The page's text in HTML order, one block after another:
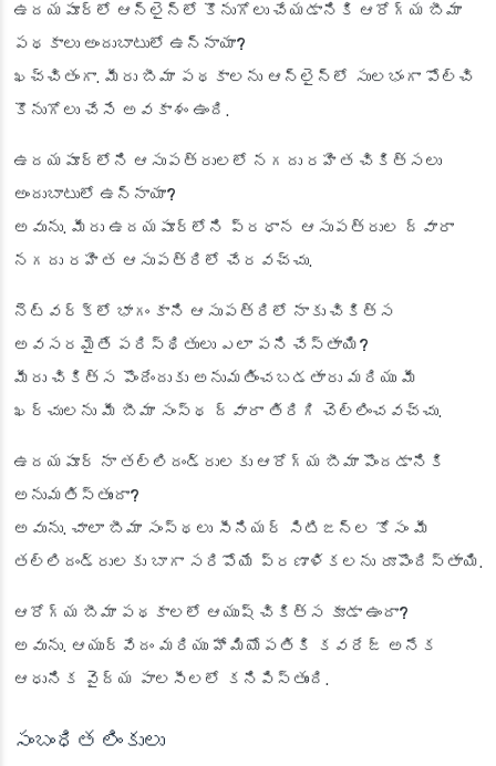
ఉదయపూర్‌లో ఆన్‌లైన్‌లో కొనుగోలు చేయడానికి ఆరోగ్య బీమా
పథకాలు అందుబాటులో ఉన్నాయా?
ఖచ్చితంగా. మీరు బీమా పథకాలను ఆన్‌లైన్‌లో సులభంగా పోల్చి
కొనుగోలు చేసే అవకాశం ఉంది.
ఉదయపూర్‌లోని ఆసుపత్రులలో నగదు రహిత చికిత్సలు
అందుబాటులో ఉన్నాయా?
అవును. మీరు ఉదయపూర్‌లోని ప్రధాన ఆసుపత్రుల ద్వారా
నగదు రహిత ఆసుపత్రిలో చేరవచ్చు.
నెట్‌వర్క్‌లో భాగం కాని ఆసుపత్రిలో నాకు చికిత్స
అవసరమైతే పరిస్థితులు ఎలా పని చేస్తాయి?
మీరు చికిత్స పొందేందుకు అనుమతించబడతారు మరియు మీ
ఖర్చులను మీ బీమా సంస్థ ద్వారా తిరిగి చెల్లించవచ్చు.
ఉదయపూర్ నా తల్లిదండ్రులకు ఆరోగ్య బీమా పొందడానికి
అనుమతిస్తుందా?
అవును. చాలా బీమా సంస్థలు సీనియర్ సిటిజన్ల కోసం మీ
తల్లిదండ్రులకు బాగా సరిపోయే ప్రణాళికలను రూపొందిస్తాయి.
ఆరోగ్య బీమా పథకాలలో ఆయుష్ చికిత్స కూడా ఉందా?
అవును. ఆయుర్వేదం మరియు హోమియోపతికి కవరేజ్ అనేక
ఆధునిక వైద్య పాలసీలలో కనిపిస్తుంది.
సంబంధిత లింకులు